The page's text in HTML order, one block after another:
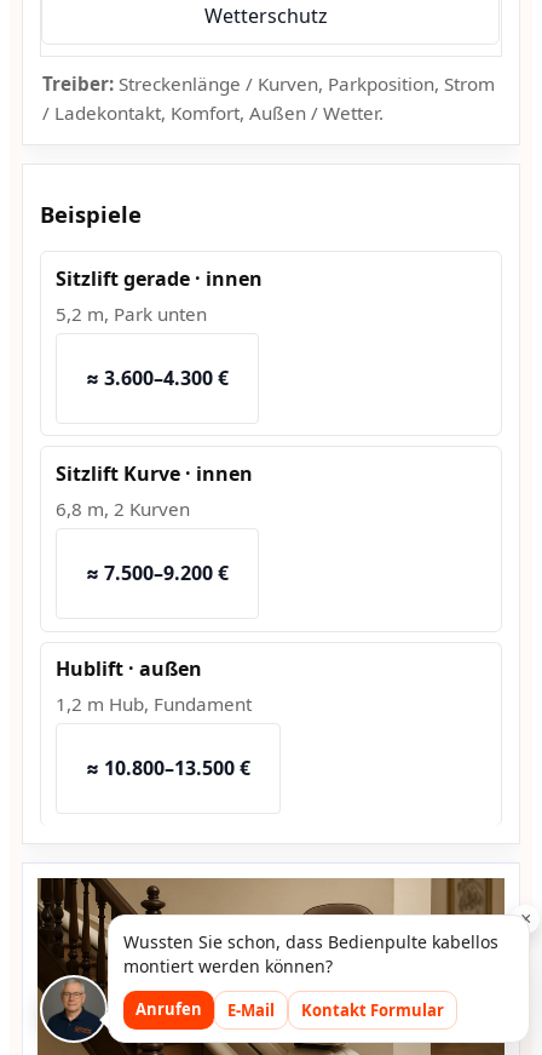
Wetterschutz
Treiber:Streckenlänge / Kurven, Parkposition, Strom
/ Ladekontakt, Komfort, Außen / Wetter.
Beispiele
Sitzlift gerade · innen
5,2 m, Park unten
≈ 3.600–4.300 €
Sitzlift Kurve · innen
6,8 m, 2 Kurven
≈ 7.500–9.200 €
Hublift · außen
1,2 m Hub, Fundament
≈ 10.800–13.500 €
×
Wussten Sie schon, dass Bedienpulte kabellos
montiert werden können?
Anrufen E-Mail Kontakt Formular